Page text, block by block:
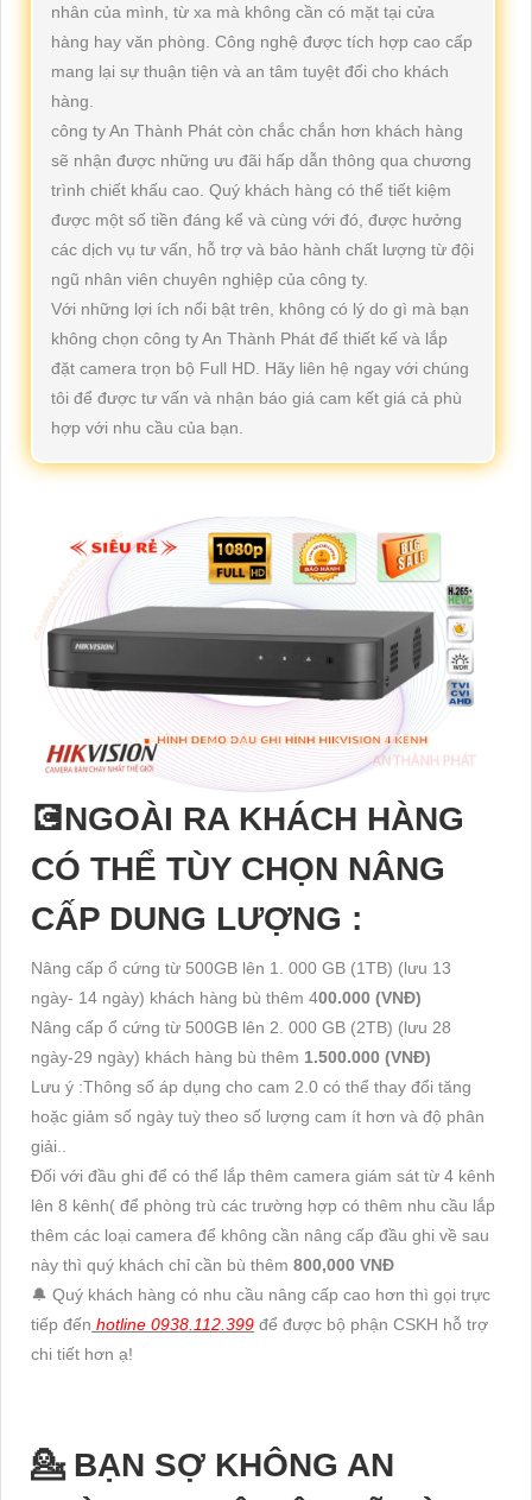
nhân của mình, từ xa mà không cần có mặt tại cửa
hàng hay văn phòng. Công nghệ được tích hợp cao cấp
mang lại sự thuận tiện và an tâm tuyệt đối cho khách
hàng.
công ty An Thành Phát còn chắc chắn hơn khách hàng
sẽ nhận được những ưu đãi hấp dẫn thông qua chương
trình chiết khấu cao. Quý khách hàng có thể tiết kiệm
được một số tiền đáng kể và cùng với đó, được hưởng
các dịch vụ tư vấn, hỗ trợ và bảo hành chất lượng từ đội
ngũ nhân viên chuyên nghiệp của công ty.
Với những lợi ích nổi bật trên, không có lý do gì mà bạn
không chọn công ty An Thành Phát để thiết kế và lắp
đặt camera trọn bộ Full HD. Hãy liên hệ ngay với chúng
tôi để được tư vấn và nhận báo giá cam kết giá cả phù
hợp với nhu cầu của bạn.
💽NGOÀI RA KHÁCH HÀNG
CÓ THỂ TÙY CHỌN NÂNG
CẤP DUNG LƯỢNG :
Nâng cấp ổ cứng từ 500GB lên 1. 000 GB (1TB) (lưu 13
ngày- 14 ngày) khách hàng bù thêm 400.000 (VNĐ)
Nâng cấp ổ cứng từ 500GB lên 2. 000 GB (2TB) (lưu 28
ngày-29 ngày) khách hàng bù thêm 1.500.000 (VNĐ)
Lưu ý :Thông số áp dụng cho cam 2.0 có thể thay đổi tăng
hoặc giảm số ngày tuỳ theo số lượng cam ít hơn và độ phân
giải..
Đối với đầu ghi để có thể lắp thêm camera giám sát từ 4 kênh
lên 8 kênh( để phòng trù các trường hợp có thêm nhu cầu lắp
thêm các loại camera để không cần nâng cấp đầu ghi về sau
này thì quý khách chỉ cần bù thêm 800,000 VNĐ
🔔 Quý khách hàng có nhu cầu nâng cấp cao hơn thì gọi trực
tiếp đến hotline 0938.112.399 để được bộ phận CSKH hỗ trợ
chi tiết hơn ạ!
💁 BẠN SỢ KHÔNG AN